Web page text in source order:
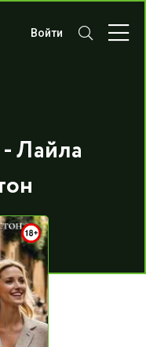
Войти
Лайла